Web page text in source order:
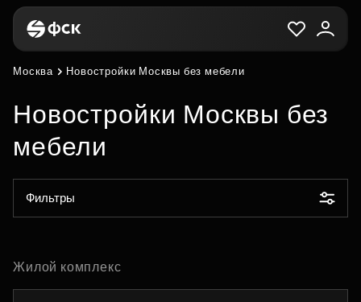
Москва Новостройки Москвы без мебели
Новостройки Москвы без
мебели
Фильтры
Жилой комплекс